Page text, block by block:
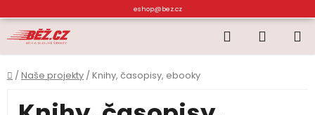
na
obsah
eshop@bez.cz
Hledat
KOŠÍK
Domů
/ Naše projekty / Knihy, časopisy, ebooky